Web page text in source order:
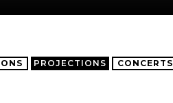
PROJECTIONS CONCERTS